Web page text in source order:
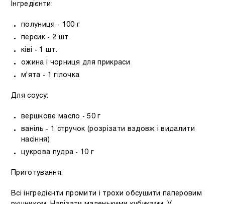
Інгредієнти:
полуниця - 100 г
персик - 2 шт.
ківі - 1 шт.
ожина і чорниця для прикраси
м'ята - 1 гілочка
Для соусу:
вершкове масло - 50 г
ваніль - 1 стручок (розрізати вздовж і видалити
насіння)
цукрова пудра - 10 г
Приготування:
Всі інгредієнти промити і трохи обсушити паперовим